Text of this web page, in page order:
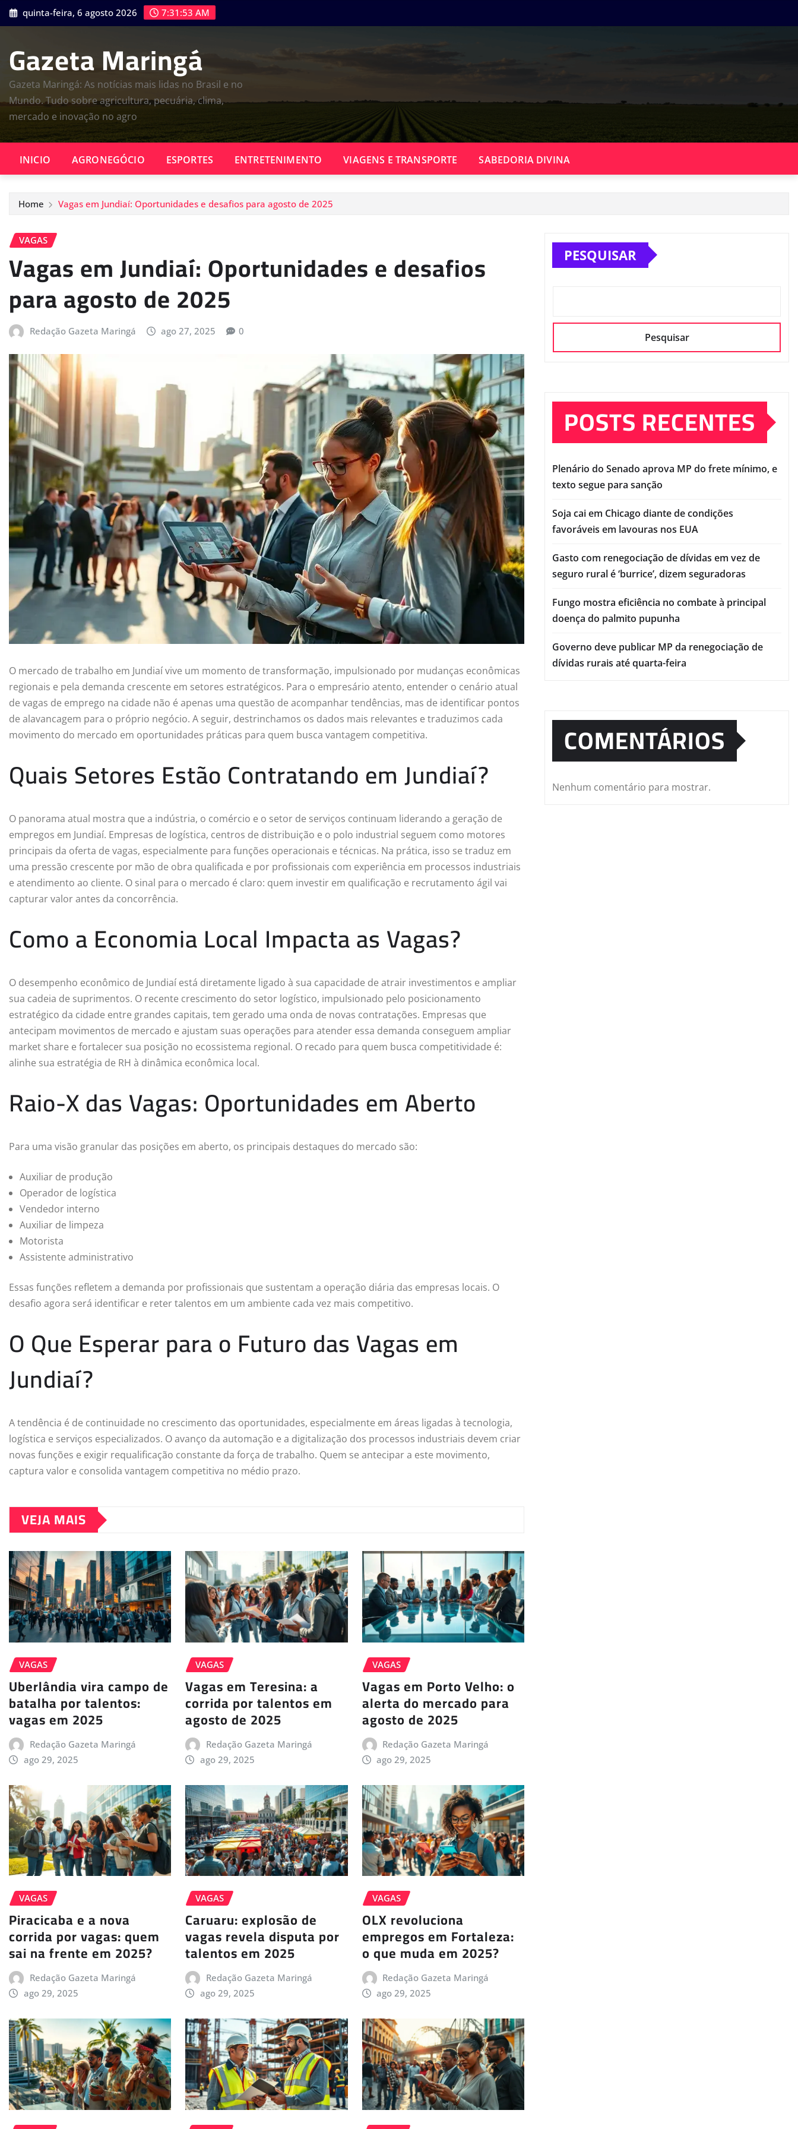
Skip
to
quinta-feira, 6 agosto 2026 7:31:55 AM
Gazeta Maringá
Gazeta Maringá: As notícias mais lidas no Brasil e no
Mundo. Tudo sobre agricultura, pecuária, clima,
mercado e inovação no agro
INICIO AGRONEGÓCIO ESPORTES ENTRETENIMENTO VIAGENS E TRANSPORTE SABEDORIA DIVINA
Home Vagas em Jundiaí: Oportunidades e desafios para agosto de 2025
VAGAS
Vagas em Jundiaí: Oportunidades e desafios
para agosto de 2025
Redação Gazeta Maringá ago 27, 2025 0
O mercado de trabalho em Jundiaí vive um momento de transformação, impulsionado por mudanças econômicas
regionais e pela demanda crescente em setores estratégicos. Para o empresário atento, entender o cenário atual
de vagas de emprego na cidade não é apenas uma questão de acompanhar tendências, mas de identificar pontos
de alavancagem para o próprio negócio. A seguir, destrinchamos os dados mais relevantes e traduzimos cada
movimento do mercado em oportunidades práticas para quem busca vantagem competitiva.
Quais Setores Estão Contratando em Jundiaí?
O panorama atual mostra que a indústria, o comércio e o setor de serviços continuam liderando a geração de
empregos em Jundiaí. Empresas de logística, centros de distribuição e o polo industrial seguem como motores
principais da oferta de vagas, especialmente para funções operacionais e técnicas. Na prática, isso se traduz em
uma pressão crescente por mão de obra qualificada e por profissionais com experiência em processos industriais
e atendimento ao cliente. O sinal para o mercado é claro: quem investir em qualificação e recrutamento ágil vai
capturar valor antes da concorrência.
Como a Economia Local Impacta as Vagas?
O desempenho econômico de Jundiaí está diretamente ligado à sua capacidade de atrair investimentos e ampliar
sua cadeia de suprimentos. O recente crescimento do setor logístico, impulsionado pelo posicionamento
estratégico da cidade entre grandes capitais, tem gerado uma onda de novas contratações. Empresas que
antecipam movimentos de mercado e ajustam suas operações para atender essa demanda conseguem ampliar
market share e fortalecer sua posição no ecossistema regional. O recado para quem busca competitividade é:
alinhe sua estratégia de RH à dinâmica econômica local.
Raio-X das Vagas: Oportunidades em Aberto
Para uma visão granular das posições em aberto, os principais destaques do mercado são:
Auxiliar de produção
Operador de logística
Vendedor interno
Auxiliar de limpeza
Motorista
Assistente administrativo
Essas funções refletem a demanda por profissionais que sustentam a operação diária das empresas locais. O
desafio agora será identificar e reter talentos em um ambiente cada vez mais competitivo.
O Que Esperar para o Futuro das Vagas em
Jundiaí?
A tendência é de continuidade no crescimento das oportunidades, especialmente em áreas ligadas à tecnologia,
logística e serviços especializados. O avanço da automação e a digitalização dos processos industriais devem criar
novas funções e exigir requalificação constante da força de trabalho. Quem se antecipar a este movimento,
captura valor e consolida vantagem competitiva no médio prazo.
VEJA MAIS
VAGAS
Uberlândia vira campo de
batalha por talentos:
vagas em 2025
Redação Gazeta Maringá
ago 29, 2025
VAGAS
Vagas em Teresina: a
corrida por talentos em
agosto de 2025
Redação Gazeta Maringá
ago 29, 2025
VAGAS
Vagas em Porto Velho: o
alerta do mercado para
agosto de 2025
Redação Gazeta Maringá
ago 29, 2025
VAGAS
Piracicaba e a nova
corrida por vagas: quem
sai na frente em 2025?
Redação Gazeta Maringá
ago 29, 2025
VAGAS
Caruaru: explosão de
vagas revela disputa por
talentos em 2025
Redação Gazeta Maringá
ago 29, 2025
VAGAS
OLX revoluciona
empregos em Fortaleza:
o que muda em 2025?
Redação Gazeta Maringá
ago 29, 2025
PESQUISAR
Pesquisar
POSTS RECENTES
Plenário do Senado aprova MP do frete mínimo, e
texto segue para sanção
Soja cai em Chicago diante de condições
favoráveis em lavouras nos EUA
Gasto com renegociação de dívidas em vez de
seguro rural é ‘burrice’, dizem seguradoras
Fungo mostra eficiência no combate à principal
doença do palmito pupunha
Governo deve publicar MP da renegociação de
dívidas rurais até quarta-feira
COMENTÁRIOS
Nenhum comentário para mostrar.